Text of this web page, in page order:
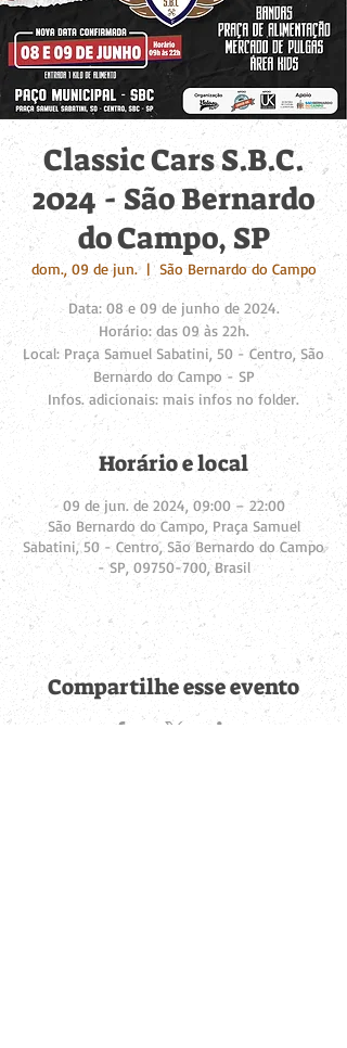
Classic Cars S.B.C.
2024 - São Bernardo
do Campo, SP
dom., 09 de jun.
  |
São Bernardo do Campo
Data: 08 e 09 de junho de 2024.
Horário: das 09 às 22h.
Local: Praça Samuel Sabatini, 50 - Centro, São
Bernardo do Campo - SP
Infos. adicionais: mais infos no folder.
Horário e local
09 de jun. de 2024, 09:00 – 22:00
São Bernardo do Campo, Praça Samuel
Sabatini, 50 - Centro, São Bernardo do Campo
- SP, 09750-700, Brasil
Compartilhe esse evento